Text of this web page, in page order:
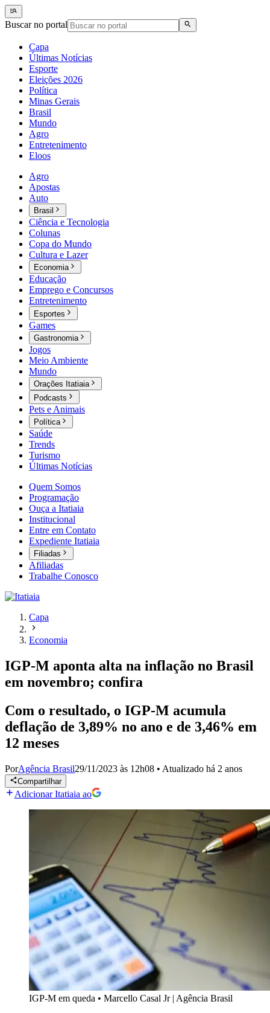
Buscar no portal
Capa
Últimas Notícias
Esporte
Eleições 2026
Política
Minas Gerais
Brasil
Mundo
Agro
Entretenimento
Eloos
Agro
Apostas
Auto
Brasil
Ciência e Tecnologia
Colunas
Copa do Mundo
Cultura e Lazer
Economia
Educação
Emprego e Concursos
Entretenimento
Esportes
Games
Gastronomia
Jogos
Meio Ambiente
Mundo
Orações Itatiaia
Podcasts
Pets e Animais
Política
Saúde
Trends
Turismo
Últimas Notícias
Quem Somos
Programação
Ouça a Itatiaia
Institucional
Entre em Contato
Expediente Itatiaia
Filiadas
Afiliadas
Trabalhe Conosco
Capa
Economia
IGP-M aponta alta na inflação no Brasil
em novembro; confira
Com o resultado, o IGP-M acumula
deflação de 3,89% no ano e de 3,46% em
12 meses
PorAgência Brasil29/11/2023 às 12h08 • Atualizado há 2 anos
Compartilhar
Adicionar Itatiaia ao
IGP-M em queda • Marcello Casal Jr | Agência Brasil